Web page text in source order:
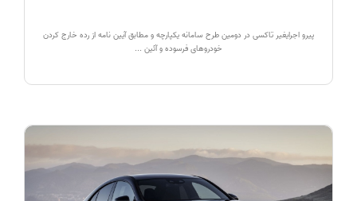
پیرو اجرایغیر تاکسی در دومین طرح سامانه یکپارچه و مطابق آیین نامه از رده خارج کردن
خودروهای فرسوده و آئین ...